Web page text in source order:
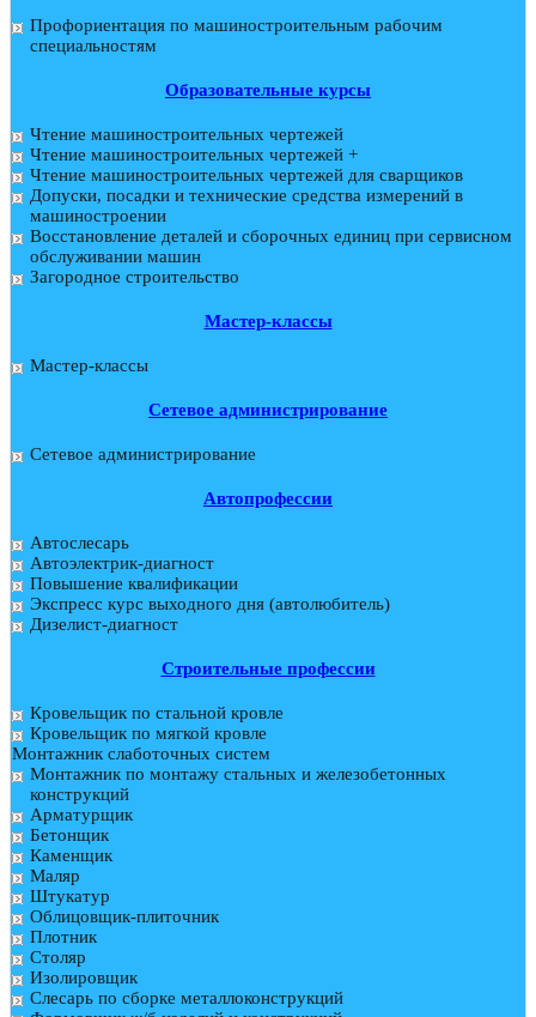
Профориентация по машиностроительным рабочим
специальностям
Образовательные курсы
Чтение машиностроительных чертежей
Чтение машиностроительных чертежей +
Чтение машиностроительных чертежей для сварщиков
Допуски, посадки и технические средства измерений в
машиностроении
Восстановление деталей и сборочных единиц при сервисном
обслуживании машин
Загородное строительство
Мастер-классы
Мастер-классы
Сетевое администрирование
Сетевое администрирование
Автопрофессии
Автослесарь
Автоэлектрик-диагност
Повышение квалификации
Экспресс курс выходного дня (автолюбитель)
Дизелист-диагност
Строительные профессии
Кровельщик по стальной кровле
Кровельщик по мягкой кровле
Монтажник слаботочных систем
Монтажник по монтажу стальных и железобетонных
конструкций
Арматурщик
Бетонщик
Каменщик
Маляр
Штукатур
Облицовщик-плиточник
Плотник
Столяр
Изолировщик
Слесарь по сборке металлоконструкций